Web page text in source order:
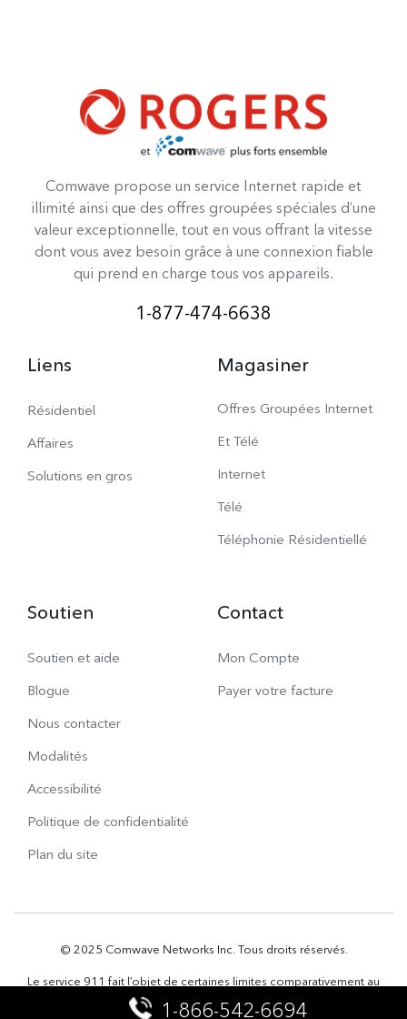
Comwave propose un service Internet rapide et
illimité ainsi que des offres groupées spéciales d’une
valeur exceptionnelle, tout en vous offrant la vitesse
dont vous avez besoin grâce à une connexion fiable
qui prend en charge tous vos appareils.
1-877-474-6638
Liens
Résidentiel
Affaires
Solutions en gros
Magasiner
Offres Groupées Internet
Et Télé
Internet
Télé
Téléphonie Résidentiellé
Soutien
Soutien et aide
Blogue
Nous contacter
Modalités
Accessibilité
Politique de confidentialité
Plan du site
Contact
Mon Compte
Payer votre facture
© 2025 Comwave Networks Inc. Tous droits réservés.
Le service 911 fait l’objet de certaines limites comparativement au
service 911 évolué traditionnel. Détails à
1-866-542-6694